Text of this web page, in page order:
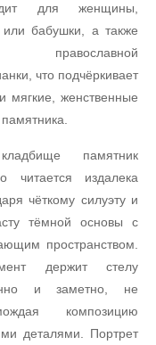
для женщины,
бабушки, а также
что подчёркивает
мягкие, женственные
памятник
читается издалека
чёткому силуэту и
тёмной основы с
пространством.
держит стелу
и заметно, не
композицию
деталями. Портрет